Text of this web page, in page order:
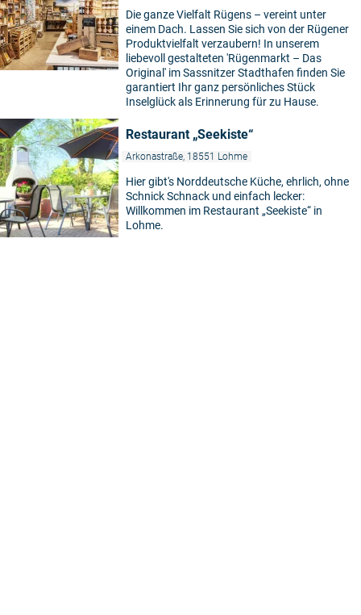
Die ganze Vielfalt Rügens – vereint unter
einem Dach. Lassen Sie sich von der Rügener
Produktvielfalt verzaubern! In unserem
liebevoll gestalteten 'Rügenmarkt – Das
Original' im Sassnitzer Stadthafen finden Sie
garantiert Ihr ganz persönliches Stück
Inselglück als Erinnerung für zu Hause.
Restaurant „Seekiste“
Arkonastraße, 18551 Lohme
Hier gibt's Norddeutsche Küche, ehrlich, ohne
Schnick Schnack und einfach lecker:
Willkommen im Restaurant „Seekiste“ in
Lohme.